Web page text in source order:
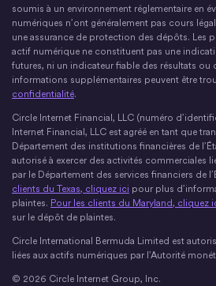
soumis à un environnement réglementaire en
numériques n’ont généralement pas cours
une assurance de protection des dépôts. Les
actif numérique ne constituent pas une
futures, ni un indicateur fiable des résultats ou
informations supplémentaires peuvent être
confidentialité.
Circle Internet Financial, LLC (numéro
Internet Financial, LLC est agréé en tant que
Département des institutions financières de
autorisé à exercer des activités commerciales
par le Département des services financiers de
clients du Texas, cliquez ici pour plus
plaintes. Pour les clients du Maryland, cliquez
sur le dépôt de plaintes.
Circle International Bermuda Limited est
liées aux actifs numériques par l’Autorité
© 2026 Circle Internet Group, Inc.